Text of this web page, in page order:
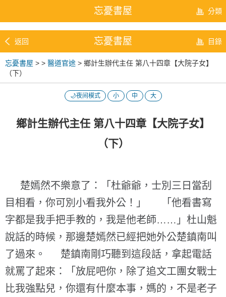
忘憂書屋 分類
返回 忘憂書屋 目錄
忘憂書屋 > > 醫道官途 > 鄉計生辦代主任 第八十四章【大院子女】
（下）
🌙夜间模式 小 中 大
鄉計生辦代主任 第八十四章【大院子女】
（下）
楚嫣然不樂意了：「杜爺爺，士別三日當刮
目相看，你可別小看我外公！」 「他看書寫
字都是我手把手教的，我是他老師……」杜山魁
說話的時候，那邊楚嫣然已經把她外公楚鎮南叫
了過來。 楚鎮南剛巧聽到這段話，拿起電話
就罵了起來：「放屁吧你，除了追文工團女戰士
比我強點兒，你還有什麼本事，媽的，不是老子